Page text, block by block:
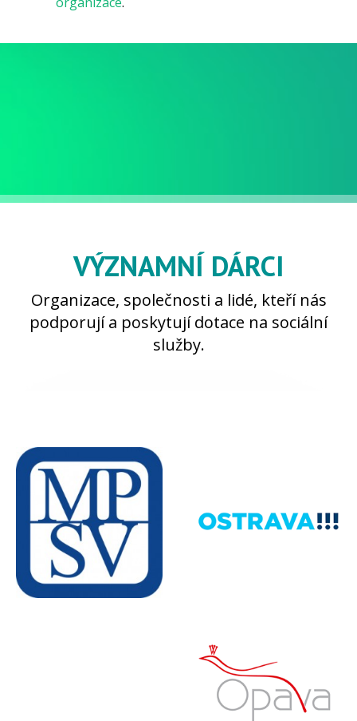
VÝZNAMNÍ DÁRCI
Organizace, společnosti a lidé, kteří nás
podporují a poskytují dotace na sociální
služby.